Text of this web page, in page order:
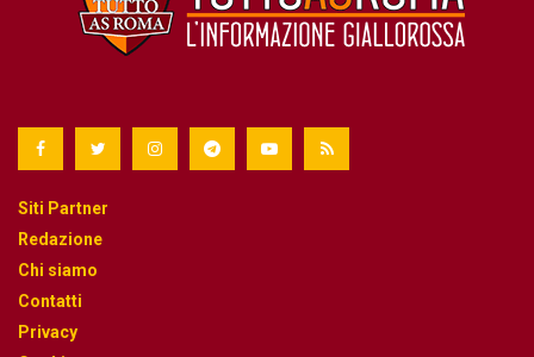
Siti Partner
Redazione
Chi siamo
Contatti
Privacy